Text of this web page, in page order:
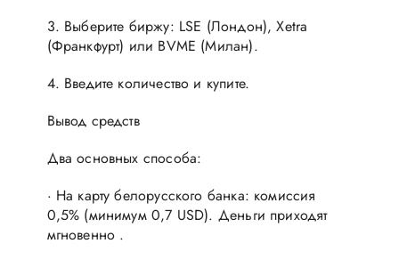
3. Выберите биржу: LSE (Лондон), Xetra
(Франкфурт) или BVME (Милан).
4. Введите количество и купите.
Вывод средств
Два основных способа:
· На карту белорусского банка: комиссия
0,5% (минимум 0,7 USD). Деньги приходят
мгновенно .